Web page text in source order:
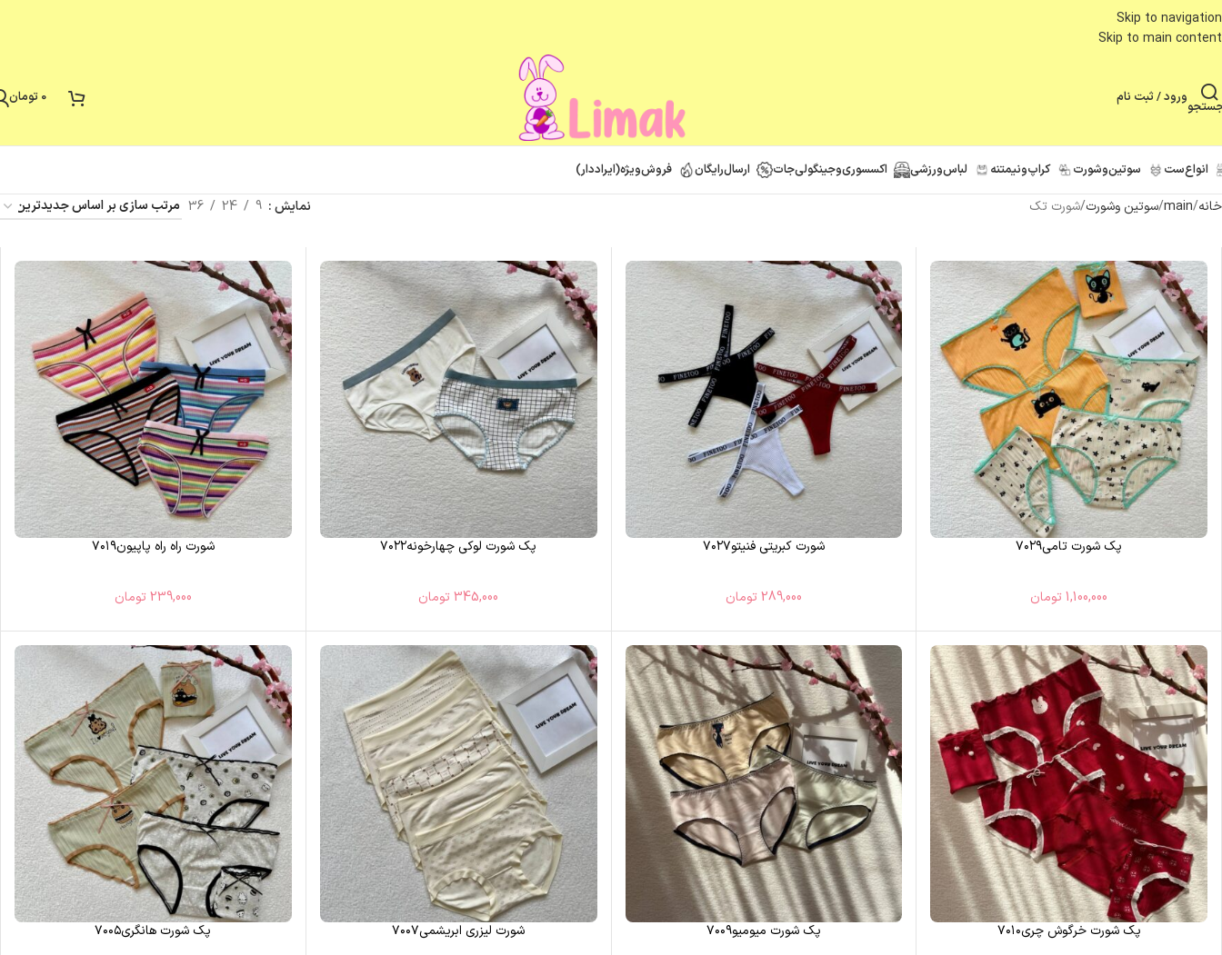
Skip to navigation
Skip to main content
ورود / ثبت نام 0 تومان
انواع‌ست سوتین‌وشورت کراپ‌ونیمتنه لباس‌ورزشی اکسسوری‌و‌جینگولی‌جات ارسال‌رایگان فروش‌ویژه(ایراد‌دار)
خانه main سوتین وشورت شورت تک نمایش 9
24
36
پک شورت تامی۷۰۲۹
1,100,000تومان
شورت کبریتی فنیتو۷۰۲۷
289,000تومان
پک شورت لوکی چهارخونه۷۰۲۲
345,000تومان
شورت راه راه پاپیون۷۰۱۹
239,000تومان
پک شورت خرگوش چری۷۰۱۰ پک شورت میومیو۷۰۰۹ شورت لیزری ابریشمی۷۰۰۷ پک شورت هانگری۷۰۰۵